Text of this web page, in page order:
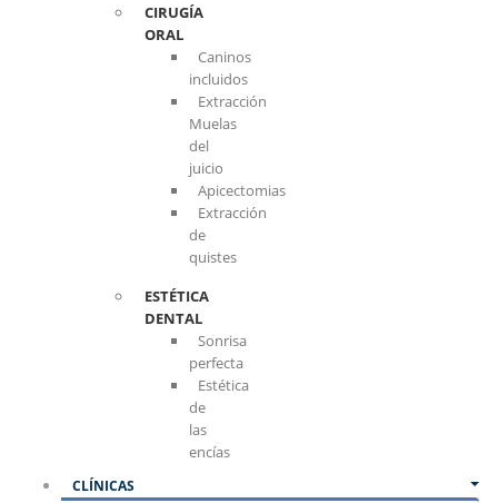
CIRUGÍA
ORAL
Caninos
incluidos
Extracción
Muelas
del
juicio
Apicectomias
Extracción
de
quistes
ESTÉTICA
DENTAL
Sonrisa
perfecta
Estética
de
las
encías
CLÍNICAS